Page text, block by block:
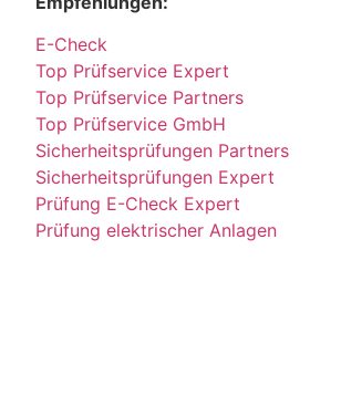
E-Check
Top Prüfservice Expert
Top Prüfservice Partners
Top Prüfservice GmbH
Sicherheitsprüfungen Partners
Sicherheitsprüfungen Expert
Prüfung E-Check Expert
Prüfung elektrischer Anlagen